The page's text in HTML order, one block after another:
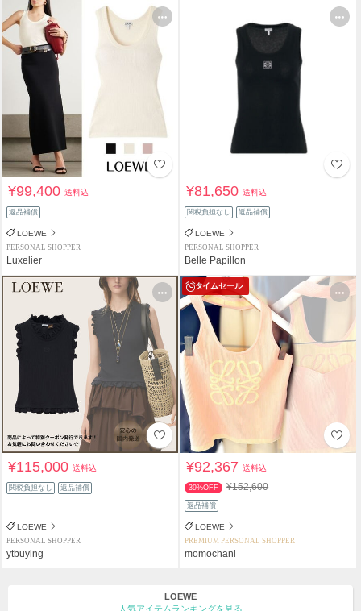
¥99,400送料込
返品補償
LOEWE
PERSONAL SHOPPER
Luxelier
¥81,650送料込
関税負担なし 返品補償
LOEWE
PERSONAL SHOPPER
Belle Papillon
¥115,000送料込
関税負担なし 返品補償
LOEWE
PERSONAL SHOPPER
ytbuying
タイムセール
¥92,367送料込
39%OFF ¥152,600
返品補償
LOEWE
PREMIUM PERSONAL SHOPPER
momochani
LOEWE
人気アイテムランキングを見る